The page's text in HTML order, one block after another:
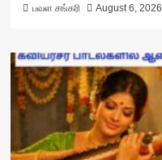
பவள சங்கரி August 6, 2026